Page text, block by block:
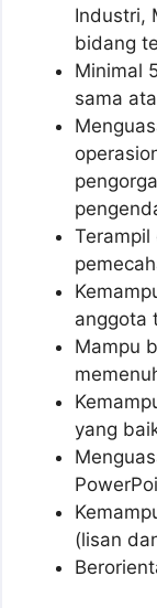
Industri,
bidang
Minimal
sama
anggota
Mampu
yang
(lisan